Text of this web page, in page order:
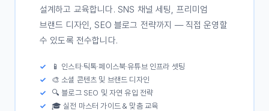
설계하고 교육합니다. SNS 채널 세팅, 프리미엄
브랜드 디자인, SEO 블로그 전략까지 — 직접 운영할
수 있도록 전수합니다.
📱 인스타·틱톡·페이스북·유튜브 인프라 셋팅
🎨 소셜 콘텐츠 및 브랜드 디자인
🔍 블로그 SEO 및 자연 유입 전략
🎓 실전 마스터 가이드 & 맞춤 교육